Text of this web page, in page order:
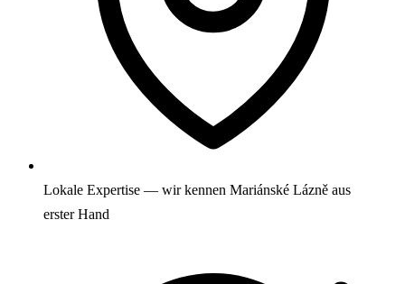
Lokale Expertise — wir kennen Mariánské Lázně aus
erster Hand